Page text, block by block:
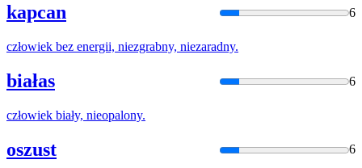
kapcan 6
człowiek bez energii, niezgrabny, niezaradny.
białas 6
człowiek biały, nieopalony.
oszust 6